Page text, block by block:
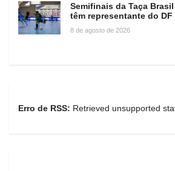
Semifinais da Taça
têm representante do DF
8 de agosto de 2026
Erro de RSS: Retrieved unsupported